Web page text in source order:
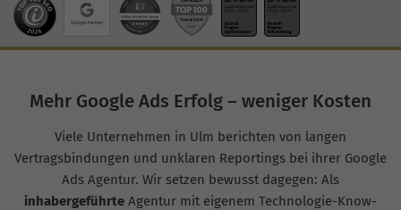
Mehr Google Ads Erfolg – weniger Kosten
Viele Unternehmen in Ulm berichten von langen
Vertragsbindungen und unklaren Reportings bei ihrer Google
Ads Agentur. Wir setzen bewusst dagegen: Als
inhabergeführte Agentur mit eigenem Technologie-Know-